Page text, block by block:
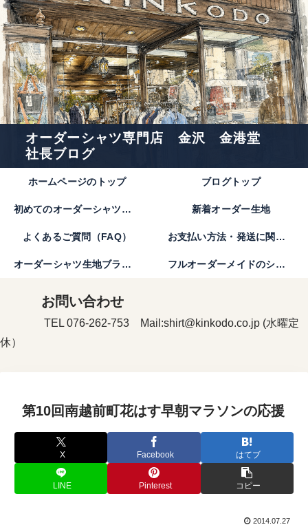
オーダーシャツ専門店 金沢 金港堂
社長ブログ
ホームページのトップ ブログトップ
初めてのオーダーシャツのご注文方法｜金港堂【公式】 新着オーダー生地
よくあるご質問（FAQ） お支払い方法・発送に関して
オーダーシャツ生地ブランド フルオーダーメイドのシャツとは。
お問い合わせ
TEL 076-262-753 Mail:shirt@kinkodo.co.jp (水曜定
休）
第10回南越前町花はす早朝マラソンの応援
X Facebook はてブ
LINE Pinterest コピー
2014.07.27